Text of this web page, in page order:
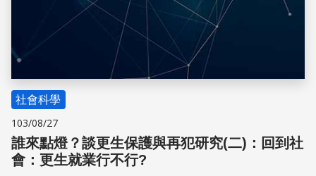
社會科學
103/08/27
誰來點燈？談更生保護與再犯研究(二)：回到社
會：更生就業行不行?